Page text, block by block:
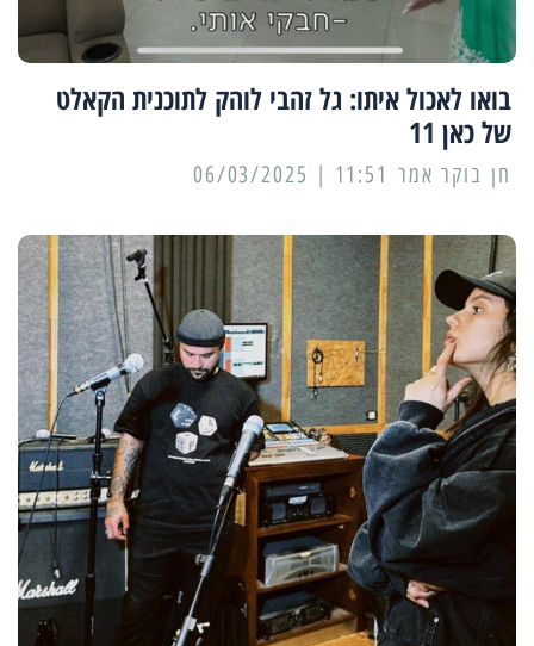
בואו לאכול איתו: גל זהבי לוהק לתוכנית הקאלט
של כאן 11
11:51 | 06/03/2025